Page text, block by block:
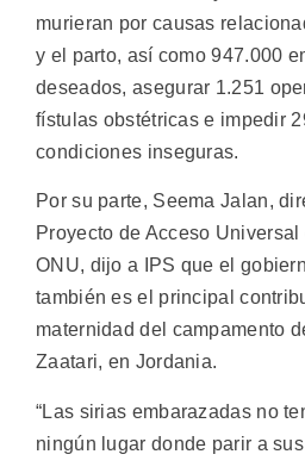
murieran por causas
y el parto, así como 947.000
deseados, asegurar 1.251
fístulas obstétricas e impedir
condiciones inseguras.
Por su parte, Seema Jalan,
Proyecto de Acceso
ONU, dijo a IPS que el
también es el principal
maternidad del campamento
Zaatari, en Jordania.
“Las sirias embarazadas no
ningún lugar donde parir a